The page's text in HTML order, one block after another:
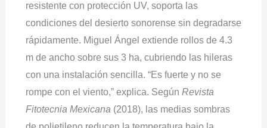
resistente con protección UV, soporta las
condiciones del desierto sonorense sin degradarse
rápidamente. Miguel Ángel extiende rollos de 4.3
m de ancho sobre sus 3 ha, cubriendo las hileras
con una instalación sencilla. “Es fuerte y no se
rompe con el viento,” explica. Según Revista
Fitotecnia Mexicana(2018), las medias sombras